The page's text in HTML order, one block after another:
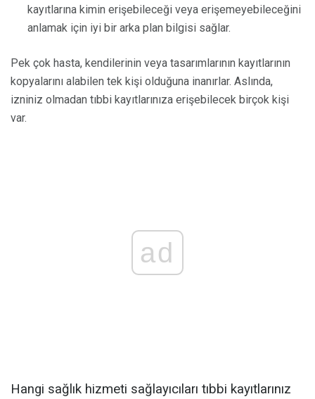
kayıtlarına kimin erişebileceği veya erişemeyebileceğini
anlamak için iyi bir arka plan bilgisi sağlar.
Pek çok hasta, kendilerinin veya tasarımlarının kayıtlarının
kopyalarını alabilen tek kişi olduğuna inanırlar. Aslında,
izniniz olmadan tıbbi kayıtlarınıza erişebilecek birçok kişi
var.
ad
Hangi sağlık hizmeti sağlayıcıları tıbbi kayıtlarınız